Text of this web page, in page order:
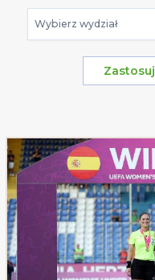
Wybierz wydział
Zastosuj